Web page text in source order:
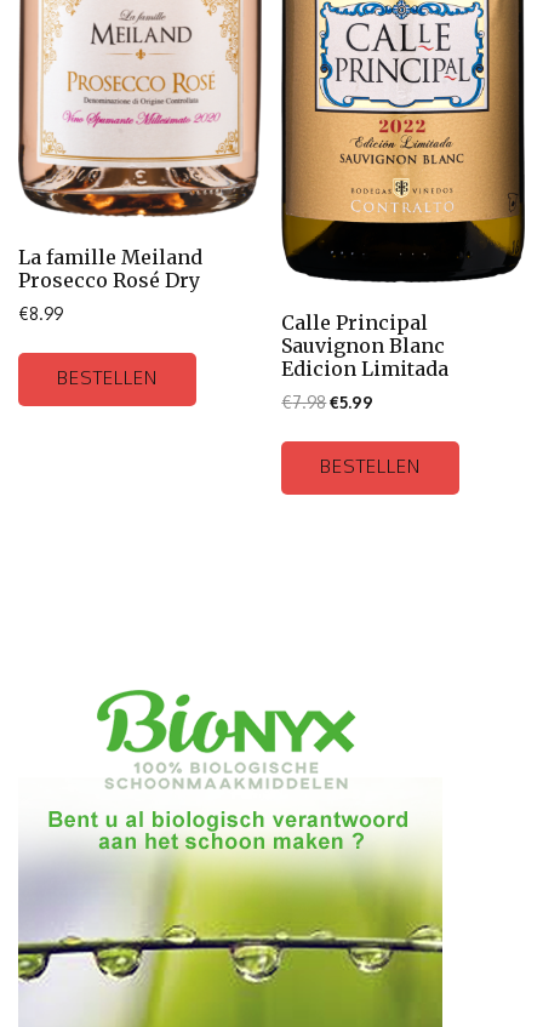
La famille Meiland
Prosecco Rosé Dry
€8.99
BESTELLEN
Calle Principal
Sauvignon Blanc
Edicion Limitada
€7.98€5.99
BESTELLEN